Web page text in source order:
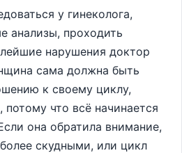
у гинеколога,
анализы, проходить
нарушения доктор
сама должна быть
к своему циклу,
что всё начинается
она обратила внимание,
скудными, или цикл